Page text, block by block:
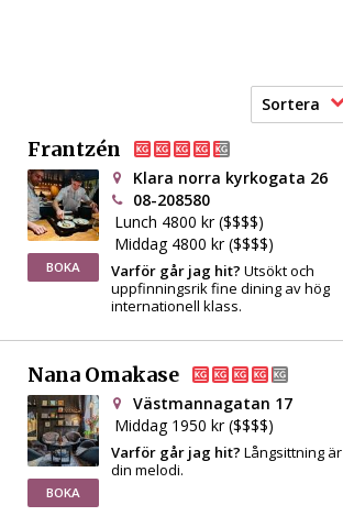
Sortera
Frantzén
BOKA
Klara norra kyrkogata 26
08-208580
Lunch 4800 kr ($$$$)
Middag 4800 kr ($$$$)
Varför går jag hit? Utsökt och
uppfinningsrik fine dining av hög
internationell klass.
Nana Omakase
BOKA
Västmannagatan 17
Middag 1950 kr ($$$$)
Varför går jag hit? Långsittning är
din melodi.